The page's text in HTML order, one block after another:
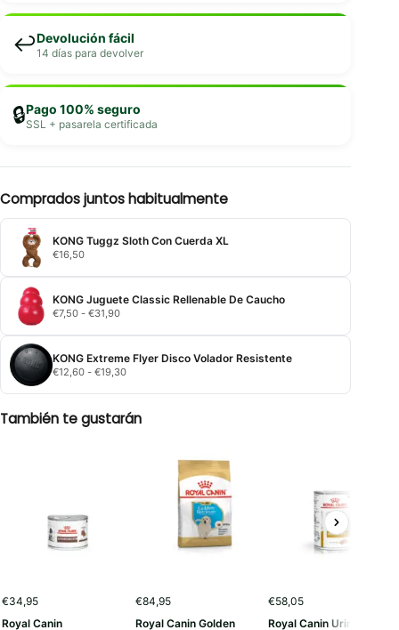
↩️Devolución fácil
14 días para devolver
🔒Pago 100% seguro
SSL + pasarela certificada
Comprados juntos habitualmente
KONG Tuggz Sloth Con Cuerda XL
€16,50
KONG Juguete Classic Rellenable De Caucho
€7,50 - €31,90Rango
precios:
€7,50
hasta
KONG Extreme Flyer Disco Volador Resistente
€12,60 - €19,30Rango
precios:
€12,60
También te gustarán
€34,95
Royal Canin
€84,95
Royal Canin Golden
€58,05
Royal Canin Urinary S/O